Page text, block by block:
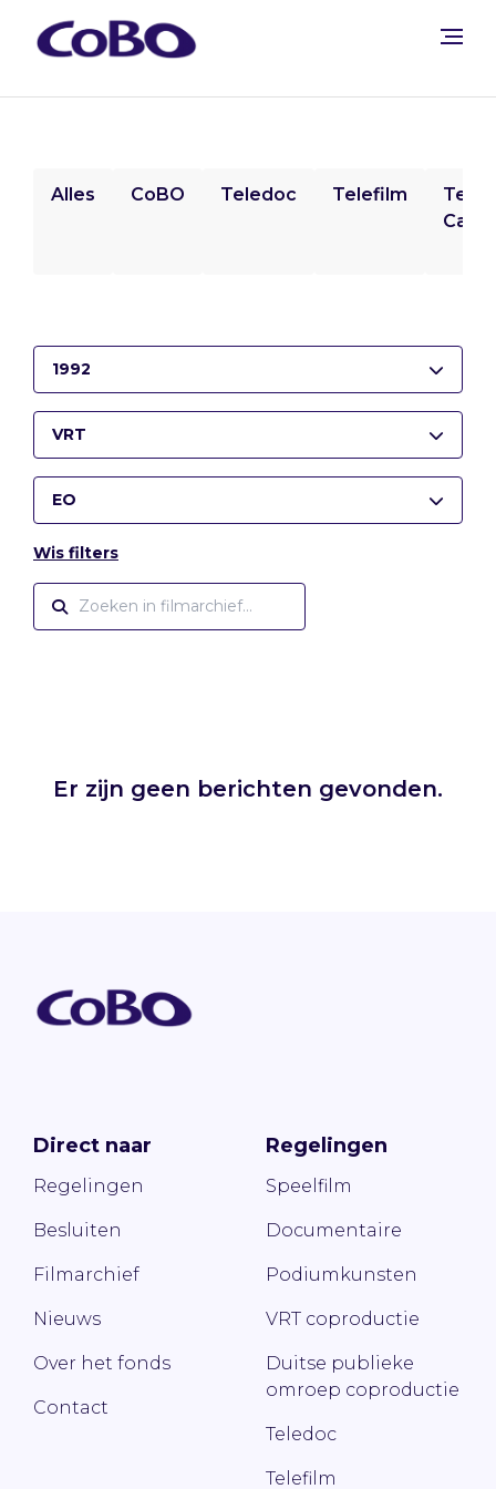
Alles CoBO Teledoc Telefilm
1992
VRT
EO
Wis filters
Er zijn geen berichten gevonden.
Direct naar
Regelingen
Besluiten
Filmarchief
Nieuws
Over het fonds
Contact
Regelingen
Speelfilm
Documentaire
Podiumkunsten
VRT coproductie
Duitse publieke
omroep coproductie
Teledoc
Telefilm